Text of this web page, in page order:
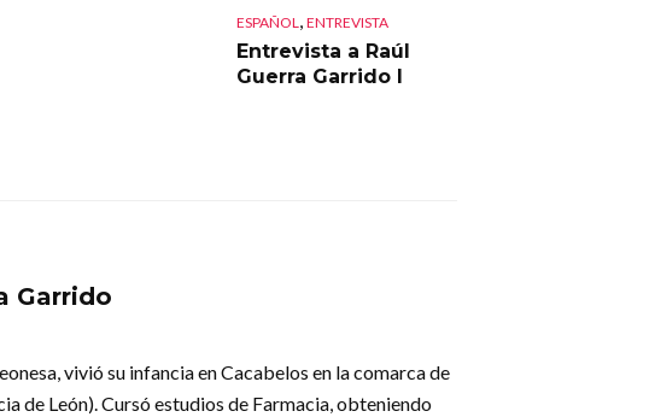
ESPAÑOL, ENTREVISTA
Entrevista a Raúl
Guerra Garrido I
Garrido
vivió su infancia en Cacabelos en la comarca de
de León). Cursó estudios de Farmacia, obteniendo